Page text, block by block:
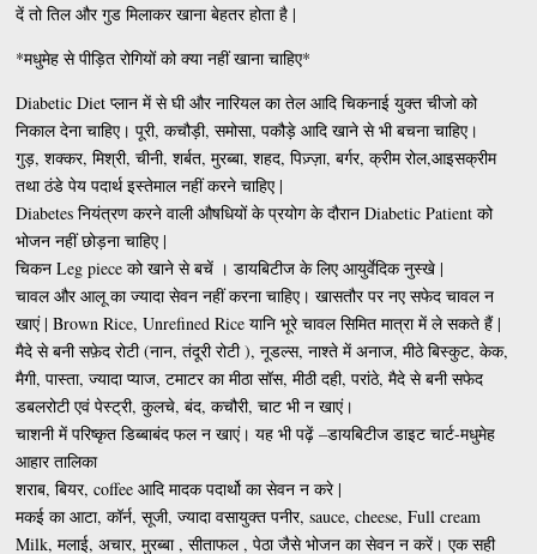
दें तो तिल और गुड मिलाकर खाना बेहतर होता है |
*मधुमेह से पीड़ित रोगियों को क्या नहीं खाना चाहिए*
Diabetic Diet प्लान में से घी और नारियल का तेल आदि चिकनाई युक्त चीजो को
निकाल देना चाहिए। पूरी, कचौड़ी, समोसा, पकौड़े आदि खाने से भी बचना चाहिए।
गुड़, शक्कर, मिश्री, चीनी, शर्बत, मुरब्बा, शहद, पिज़्ज़ा, बर्गर, क्रीम रोल,आइसक्रीम
तथा ठंडे पेय पदार्थ इस्तेमाल नहीं करने चाहिए |
Diabetes नियंत्रण करने वाली औषधियों के प्रयोग के दौरान Diabetic Patient को
भोजन नहीं छोड़ना चाहिए |
चिकन Leg piece को खाने से बचें । डायबिटीज के लिए आयुर्वेदिक नुस्खे |
चावल और आलू का ज्यादा सेवन नहीं करना चाहिए। खासतौर पर नए सफेद चावल न
खाएं | Brown Rice, Unrefined Rice यानि भूरे चावल सिमित मात्रा में ले सकते हैं |
मैदे से बनी सफ़ेद रोटी (नान, तंदूरी रोटी ), नूडल्स, नाश्ते में अनाज, मीठे बिस्कुट, केक,
मैगी, पास्ता, ज्यादा प्याज, टमाटर का मीठा सॉस, मीठी दही, परांठे, मैदे से बनी सफेद
डबलरोटी एवं पेस्ट्री, कुलचे, बंद, कचौरी, चाट भी न खाएं।
चाशनी में परिष्कृत डिब्बाबंद फल न खाएं। यह भी पढ़ें –डायबिटीज डाइट चार्ट-मधुमेह
आहार तालिका
शराब, बियर, coffee आदि मादक पदार्थो का सेवन न करे |
मकई का आटा, कॉर्न, सूजी, ज्यादा वसायुक्त पनीर, sauce, cheese, Full cream
Milk, मलाई, अचार, मुरब्बा , सीताफल , पेठा जैसे भोजन का सेवन न करें। एक सही